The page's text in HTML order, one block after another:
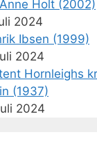
Holt (2002)
2024
Ibsen (1999)
2024
Hornleighs
(1937)
2024